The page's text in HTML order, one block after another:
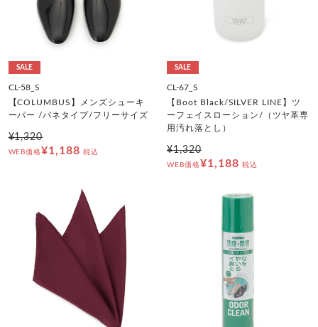
SALE
CL-58_S
【COLUMBUS】メンズシューキ
ーパー /バネタイプ/フリーサイズ
¥1,320
WEB価格¥1,188 税込
SALE
CL-67_S
【Boot Black/SILVER LINE】ツ
ーフェイスローション/（ツヤ革専
用汚れ落とし）
¥1,320
WEB価格¥1,188 税込